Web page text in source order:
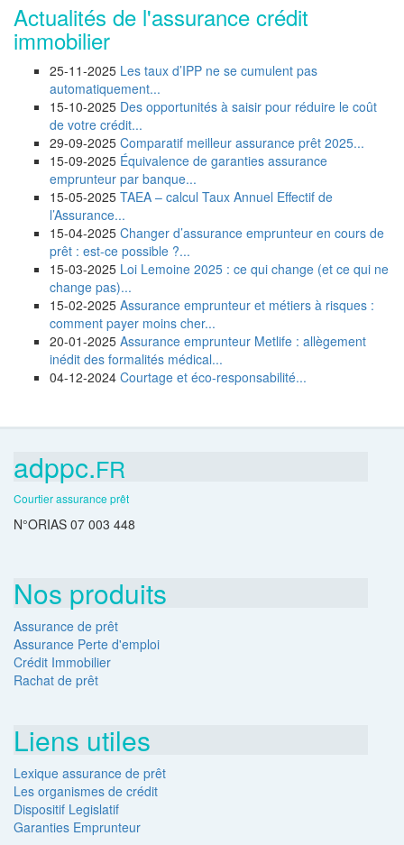
Actualités de l'assurance crédit
immobilier
25-11-2025 Les taux d’IPP ne se cumulent pas
automatiquement...
15-10-2025 Des opportunités à saisir pour réduire le coût
de votre crédit...
29-09-2025 Comparatif meilleur assurance prêt 2025...
15-09-2025 Équivalence de garanties assurance
emprunteur par banque...
15-05-2025 TAEA – calcul Taux Annuel Effectif de
l’Assurance...
15-04-2025 Changer d’assurance emprunteur en cours de
prêt : est-ce possible ?...
15-03-2025 Loi Lemoine 2025 : ce qui change (et ce qui ne
change pas)...
15-02-2025 Assurance emprunteur et métiers à risques :
comment payer moins cher...
20-01-2025 Assurance emprunteur Metlife : allègement
inédit des formalités médical...
04-12-2024 Courtage et éco-responsabilité...
adppc.FR
Courtier assurance prêt
N°ORIAS 07 003 448
Nos produits
Assurance de prêt
Assurance Perte d'emploi
Crédit Immobilier
Rachat de prêt
Liens utiles
Lexique assurance de prêt
Les organismes de crédit
Dispositif Legislatif
Garanties Emprunteur